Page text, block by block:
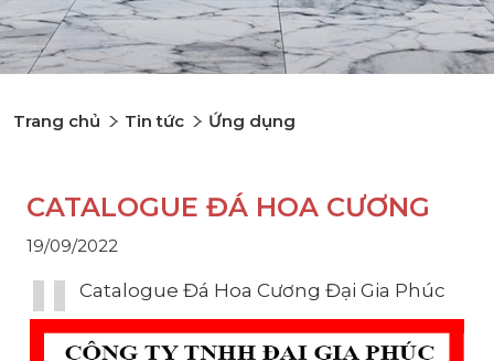
Trang chủ Tin tức Ứng dụng
CATALOGUE ĐÁ HOA CƯƠNG
19/09/2022
Catalogue Đá Hoa Cương Đại Gia Phúc